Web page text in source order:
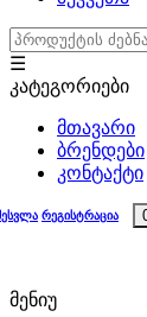
☰
კატეგორიები
მთავარი
ბრენდები
კონტაქტი
რეგისტრაცია
მენიუ